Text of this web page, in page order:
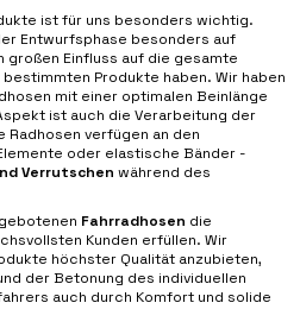
ist für uns besonders wichtig.
Entwurfsphase besonders auf
Einfluss auf die gesamte
Produkte haben. Wir haben
mit einer optimalen Beinlänge
ist auch die Verarbeitung der
verfügen an den
oder elastische Bänder -
Verrutschen während des
Fahrradhosen die
Kunden erfüllen. Wir
höchster Qualität anzubieten,
der Betonung des individuellen
auch durch Komfort und solide